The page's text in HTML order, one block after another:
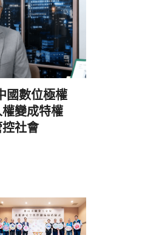
國數位極權
權變成特權
社會